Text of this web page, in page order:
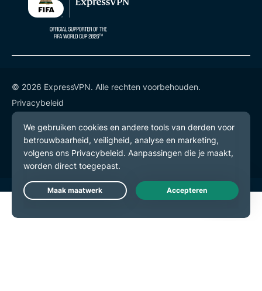
© 2026 ExpressVPN. Alle rechten voorbehouden.
Privacybeleid
Gebruiksvoorwaarden
Cookievoorkeuren
Live Chat